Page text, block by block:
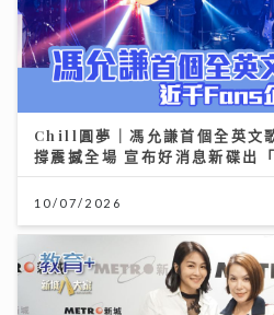
Chill圓夢｜馮允謙首個全英文
撐震撼全場 宣布好消息新碟出「
10/07/2026